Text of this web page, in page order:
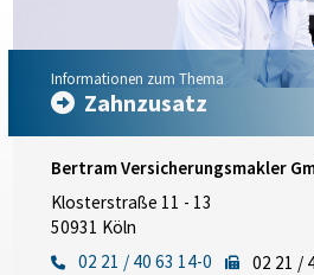
Informationen zum Thema
Zahnzusatz
Bertram Versicherungsmakler
Klosterstraße 11 - 13
50931 Köln
02 21 / 40 63 14-0
02 21 /